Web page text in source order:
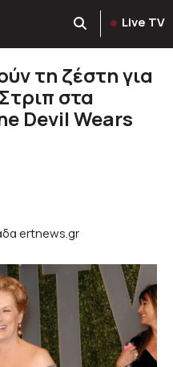
Live TV
τη ζέστη για
στα
Devil Wears
ertnews.gr